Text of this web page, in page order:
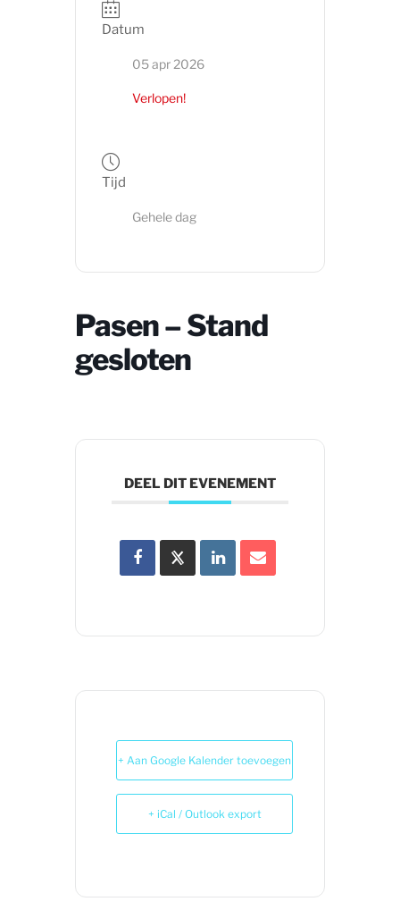
Datum
05 apr 2026
Verlopen!
Tijd
Gehele dag
Pasen – Stand
gesloten
DEEL DIT EVENEMENT
+ Aan Google Kalender toevoegen
+ iCal / Outlook export